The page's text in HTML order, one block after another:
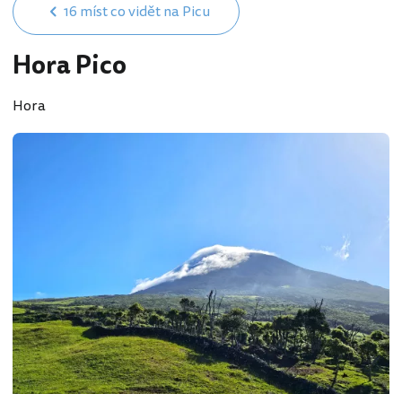
16 míst co vidět na Picu
Hora Pico
Hora